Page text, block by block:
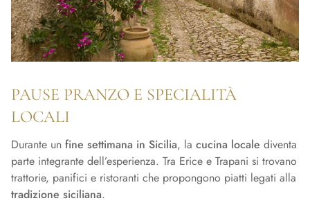
PAUSE PRANZO E SPECIALITÀ
LOCALI
Durante un fine settimana in Sicilia, la cucina locale diventa
parte integrante dell’esperienza. Tra Erice e Trapani si trovano
trattorie, panifici e ristoranti che propongono piatti legati alla
tradizione siciliana.